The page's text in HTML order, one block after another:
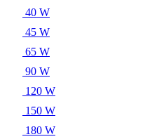
40 W
45 W
65 W
90 W
120 W
150 W
180 W